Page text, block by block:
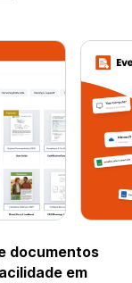
documentos
em